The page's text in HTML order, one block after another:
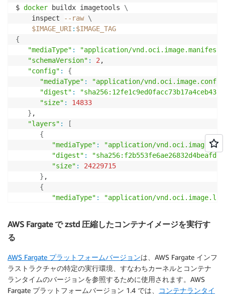
$ docker buildx imagetools \
    inspect
--raw \
$IMAGE_URI : $IMAGE_TAG
{
"mediaType" :
"application/
"schemaVersion" : 2 ,
"config" :
{
"mediaType" :
"application/
"digest" :
"size" :
14833
} ,
"layers" :
[
{
"mediaType" :
"application/
"digest" :
"size" :
24229715
} ,
{
"mediaType" :
"application/
34621023
},
AWS Fargate で zstd 圧縮したコンテナイメージを実行す
る
AWS Fargate プラットフォームバージョンは、AWS Fargate インフ
ラストラクチャの特定の実行環境、すなわちカーネルとコンテナ
ランタイムのバージョンを参照するために使用されます。AWS
Fargate プラットフォームバージョン 1.4 では、
コンテナランタイ